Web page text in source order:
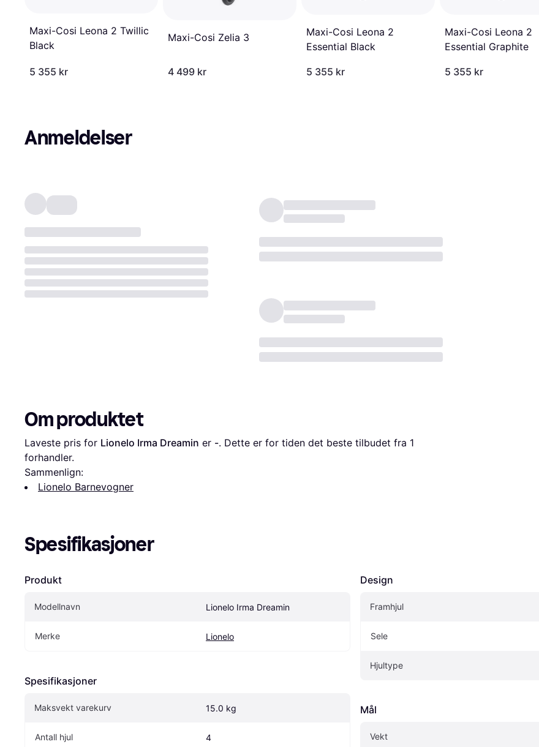
Maxi-Cosi Leona 2 Twillic
Black
5 355 kr
Maxi-Cosi Zelia 3
4 499 kr
Maxi-Cosi Leona 2
Essential Black
5 355 kr
Maxi-Cosi Leona 2
Essential Graphite
5 355 kr
Anmeldelser
Om produktet
Laveste pris for Lionelo Irma Dreamin er -. Dette er for tiden det beste tilbudet fra 1
forhandler.
Sammenlign:
Lionelo Barnevogner
Spesifikasjoner
Produkt
Modellnavn Lionelo Irma Dreamin
Merke Lionelo
Spesifikasjoner
Maksvekt varekurv 15.0 kg
Antall hjul 4
Design
Framhjul
Sele
Hjultype
Mål
Vekt